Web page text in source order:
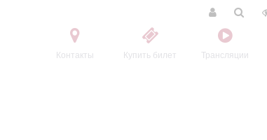
Контакты Купить билет Трансляции